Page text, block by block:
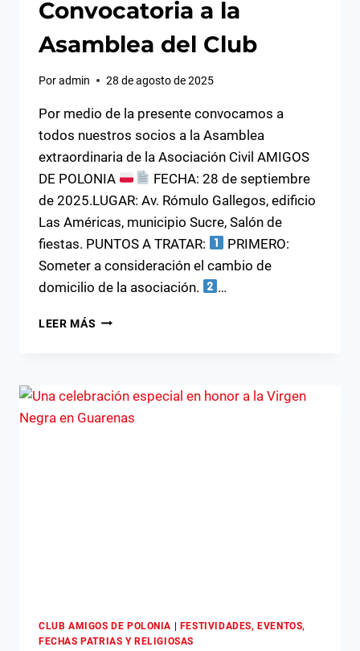
Convocatoria a la
Asamblea del Club
Poradmin 28 de agosto de 2025
Por medio de la presente convocamos a
todos nuestros socios a la Asamblea
extraordinaria de la Asociación Civil AMIGOS
DE POLONIA
FECHA: 28 de septiembre
de 2025.LUGAR: Av. Rómulo Gallegos, edificio
Las Américas, municipio Sucre, Salón de
fiestas. PUNTOS A TRATAR:
PRIMERO:
Someter a consideración el cambio de
domicilio de la asociación.
…
LEER MÁS CONVOCATORIA
CLUB
CLUB AMIGOS DE POLONIA
FESTIVIDADES, EVENTOS,
FECHAS PATRIAS Y RELIGIOSAS